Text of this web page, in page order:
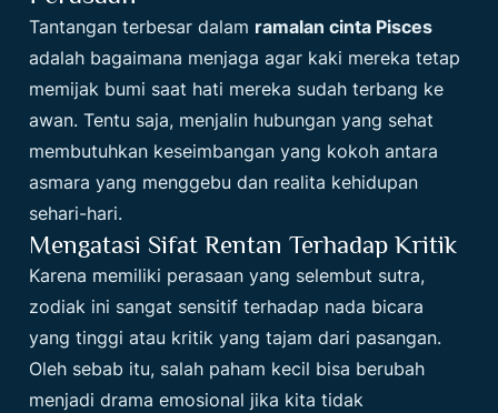
Tantangan terbesar dalam ramalan cinta Pisces
adalah bagaimana menjaga agar kaki mereka tetap
memijak bumi saat hati mereka sudah terbang ke
awan. Tentu saja, menjalin hubungan yang sehat
membutuhkan keseimbangan yang kokoh antara
asmara yang menggebu dan realita kehidupan
sehari-hari.
Mengatasi Sifat Rentan Terhadap Kritik
Karena memiliki perasaan yang selembut sutra,
zodiak ini sangat sensitif terhadap nada bicara
yang tinggi atau kritik yang tajam dari pasangan.
Oleh sebab itu, salah paham kecil bisa berubah
menjadi drama emosional jika kita tidak